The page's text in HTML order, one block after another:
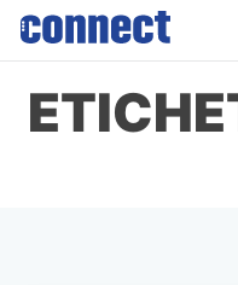
Skip
content